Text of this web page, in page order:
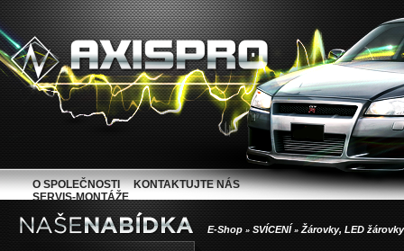
E-Shop » SVÍCENÍ »Žárovky, LED
O SPOLEČNOSTI
KONTAKTUJTE NÁS
SERVIS-MONTÁŽE